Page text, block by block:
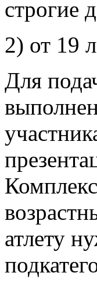
строгие
2) от 19
Для
атлету